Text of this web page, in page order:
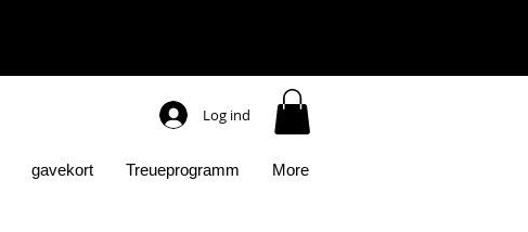
Log ind
gavekort Treueprogramm More